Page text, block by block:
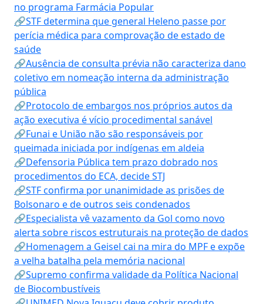
no programa Farmácia Popular
🔗STF determina que general Heleno passe por
perícia médica para comprovação de estado de
saúde
🔗Ausência de consulta prévia não caracteriza dano
coletivo em nomeação interna da administração
pública
🔗Protocolo de embargos nos próprios autos da
ação executiva é vício procedimental sanável
🔗Funai e União não são responsáveis por
queimada iniciada por indígenas em aldeia
🔗Defensoria Pública tem prazo dobrado nos
procedimentos do ECA, decide STJ
🔗STF confirma por unanimidade as prisões de
Bolsonaro e de outros seis condenados
🔗Especialista vê vazamento da Gol como novo
alerta sobre riscos estruturais na proteção de dados
🔗Homenagem a Geisel cai na mira do MPF e expõe
a velha batalha pela memória nacional
🔗Supremo confirma validade da Política Nacional
de Biocombustíveis